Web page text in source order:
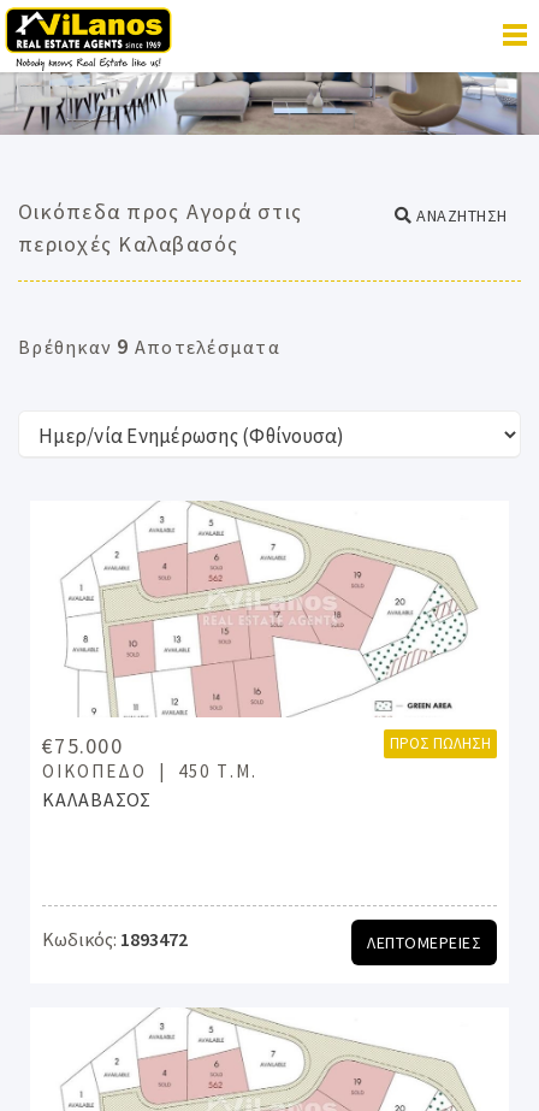
Οικόπεδα προς Αγορά στις
περιοχές Καλαβασός
ΑΝΑΖΗΤΗΣΗ
Βρέθηκαν 9 Αποτελέσματα
€75.000 ΠΡΟΣ ΠΏΛΗΣΗ
ΟΙΚΌΠΕΔΟ 450 Τ.Μ.
ΚΑΛΑΒΑΣΟΣ
Κωδικός: 1893472 ΛΕΠΤΟΜΕΡΕΙΕΣ